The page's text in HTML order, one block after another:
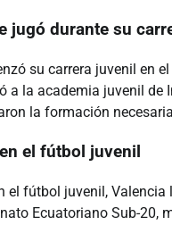
jugó durante su
su carrera juvenil en
a la academia juvenil de
la formación
el fútbol juvenil
el fútbol juvenil,
Ecuatoriano Sub-20,